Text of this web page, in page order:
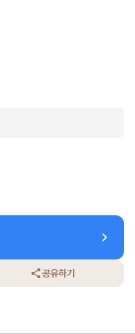
공유하기